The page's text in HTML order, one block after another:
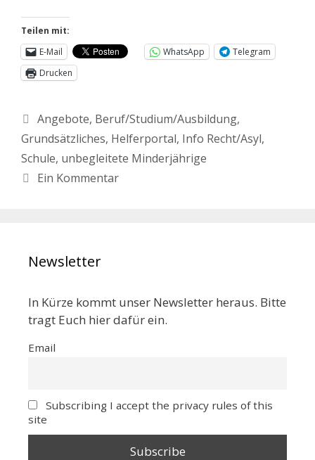
Teilen mit:
E-Mail
WhatsApp
Telegram
Drucken
Angebote, Beruf/Studium/Ausbildung,
Grundsätzliches, Helferportal, Info Recht/Asyl,
Schule, unbegleitete Minderjährige
Ein Kommentar
Newsletter
In Kürze kommt unser Newsletter heraus. Bitte
tragt Euch hier dafür ein.
Email
Subscribing I accept the privacy rules of this
site